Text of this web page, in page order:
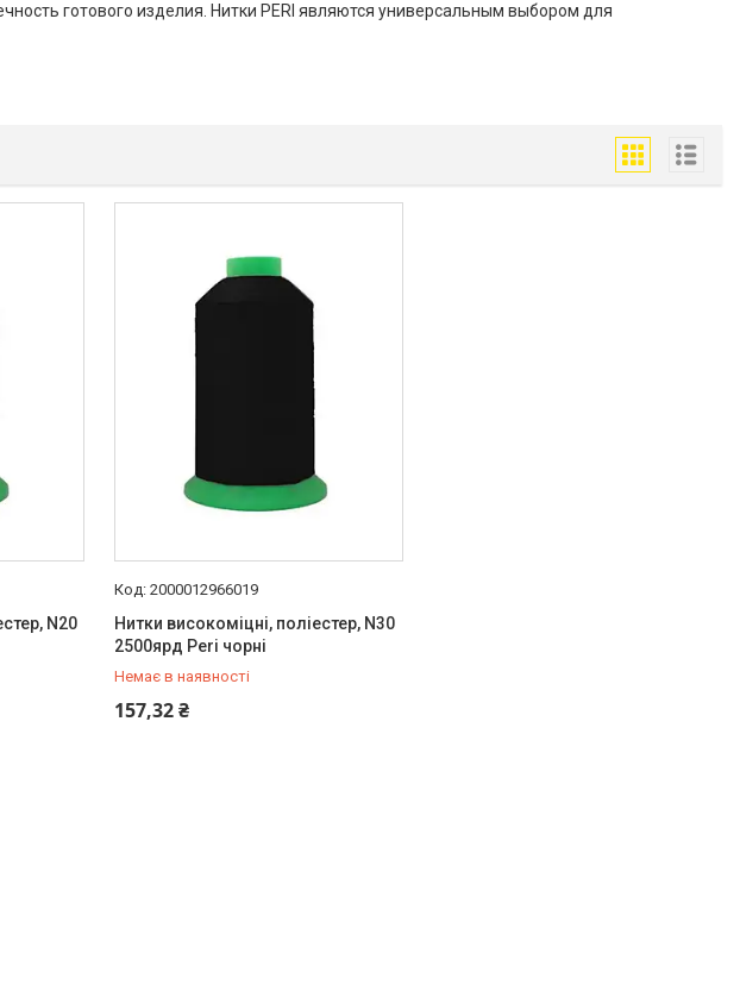
готового изделия. Нитки PERI являются универсальным выбором для
N20
2000012966019
Нитки високоміцні, поліестер, N30
2500ярд Peri чорні
Немає в наявності
157,32 ₴
+380 (67) 962-10-68